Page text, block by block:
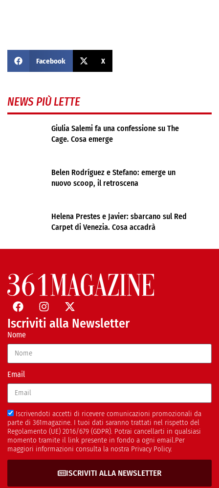
Facebook X
NEWS PIÙ LETTE
Giulia Salemi fa una confessione su The
Cage. Cosa emerge
Belen Rodríguez e Stefano: emerge un
nuovo scoop, il retroscena
Helena Prestes e Javier: sbarcano sul Red
Carpet di Venezia. Cosa accadrà
Iscriviti alla Newsletter
Nome
Email
Iscrivendoti accetti di ricevere comunicazioni promozionali da
parte di 361magazine. I tuoi dati saranno trattati nel rispetto del
Regolamento (UE) 2016/679 (GDPR). Potrai cancellarti in qualsiasi
momento tramite il link presente in fondo a ogni email.Per
maggiori informazioni consulta la nostra Privacy Policy.
ISCRIVITI ALLA NEWSLETTER